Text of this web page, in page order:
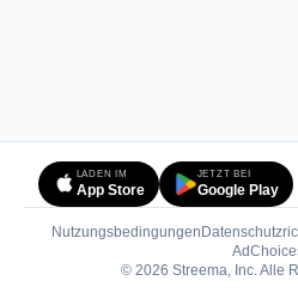
LADEN IM
App Store
JETZT BEI
Google Play
Nutzungsbedingungen
© 2026 Streema, Inc. Alle